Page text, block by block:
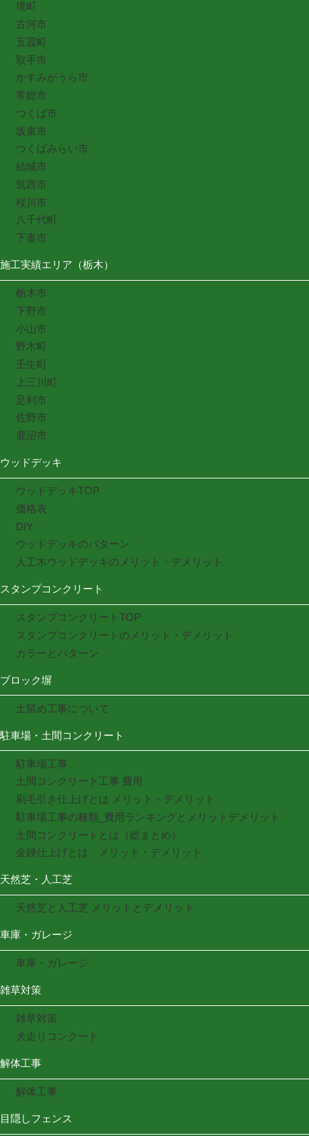
境町
古河市
五霞町
取手市
かすみがうら市
常総市
つくば市
坂東市
つくばみらい市
結城市
筑西市
桜川市
八千代町
下妻市
施工実績エリア（栃木）
栃木市
下野市
小山市
野木町
壬生町
上三川町
足利市
佐野市
鹿沼市
ウッドデッキ
ウッドデッキTOP
価格表
DIY
ウッドデッキのパターン
人工木ウッドデッキのメリット・デメリット
スタンプコンクリート
スタンプコンクリートTOP
スタンプコンクリートのメリット・デメリット
カラーとパターン
ブロック塀
土留め工事について
駐車場・土間コンクリート
駐車場工事
土間コンクリート工事 費用
刷毛引き仕上げとは メリット・デメリット
駐車場工事の種類_費用ランキングとメリットデメリット
土間コンクリートとは（総まとめ）
金鏝仕上げとは メリット・デメリット
天然芝・人工芝
天然芝と人工芝 メリットとデメリット
車庫・ガレージ
車庫・ガレージ
雑草対策
雑草対策
犬走りコンクート
解体工事
解体工事
目隠しフェンス